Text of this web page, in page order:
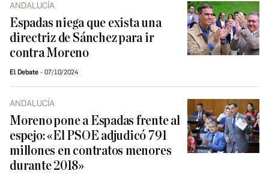
ANDALUCÍA
Espadas niega que exista una
directriz de Sánchez para ir
contra Moreno
El Debate 07/10/2024
ANDALUCÍA
Moreno pone a Espadas frente al
espejo: «El PSOE adjudicó 791
millones en contratos menores
durante 2018»